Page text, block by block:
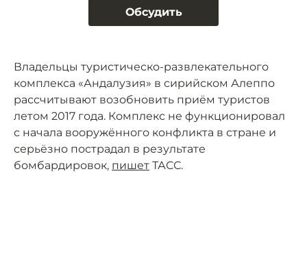
Обсудить
Владельцы туристическо-развлекательного
комплекса «Андалузия» в сирийском Алеппо
рассчитывают возобновить приём туристов
летом 2017 года. Комплекс не функционировал
с начала вооружённого конфликта в стране и
серьёзно пострадал в результате
бомбардировок, пишет ТАСС.